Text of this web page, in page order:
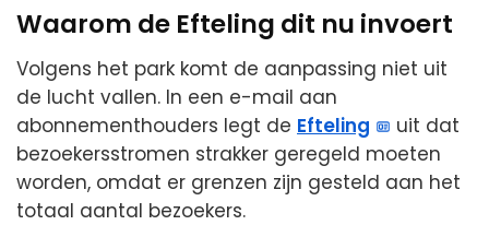
Waarom de Efteling dit nu invoert
Volgens het park komt de aanpassing niet uit
de lucht vallen. In een e-mail aan
abonnementhouders legt de Efteling
uit dat
bezoekersstromen strakker geregeld moeten
worden, omdat er grenzen zijn gesteld aan het
totaal aantal bezoekers.